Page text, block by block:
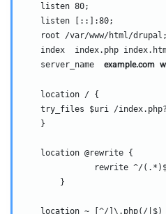
    listen 80;
    listen [::]:80;
    root /var/www/html/drupal;
index  index.php
    server_name
example.com
    location / {
try_files $uri /
    }
    location @rewrite {
rewrite ^/
        }
location ~ [^/]\.php(/|$)